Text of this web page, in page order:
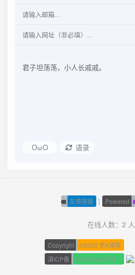
OωO 语录
友情链接 | Powered
在线人数：2 人
Copyright ©2026 老K博客
滇ICP备
2023004682号-1